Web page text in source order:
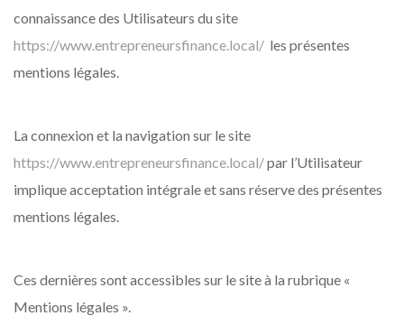
connaissance des Utilisateurs du site
https://www.entrepreneursfinance.local/ les présentes
mentions légales.
La connexion et la navigation sur le site
https://www.entrepreneursfinance.local/par l’Utilisateur
implique acceptation intégrale et sans réserve des présentes
mentions légales.
Ces dernières sont accessibles sur le site à la rubrique «
Mentions légales ».